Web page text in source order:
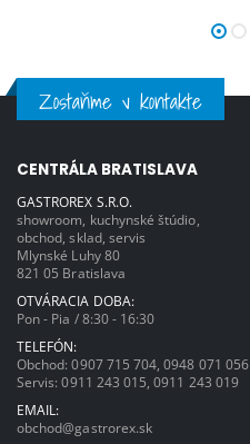
Zostaňme v kontakte
CENTRÁLA BRATISLAVA
GASTROREX S.R.O.
showroom, kuchynské štúdio,
obchod, sklad, servis
Mlynské Luhy 80
821 05 Bratislava
OTVÁRACIA DOBA:
Pon - Pia / 8:30 - 16:30
TELEFÓN:
Obchod:0907 715 704 ,0948 071 056
Servis:0911 243 015 ,0911 243 019
EMAIL:
obchod@gastrorex.sk